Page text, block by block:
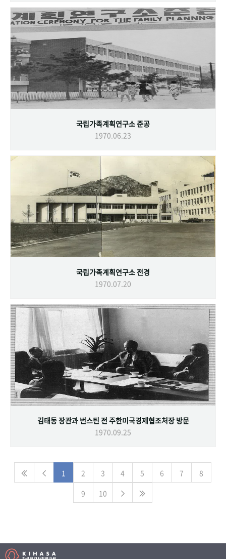
국립가족계획연구소 준공
1970.06.23
국립가족계획연구소 전경
1970.07.20
김태동 장관과 번스틴 전 주한미국경제협조처장 방문
1970.09.25
1 2 3 4 5 6 7
8
9
10